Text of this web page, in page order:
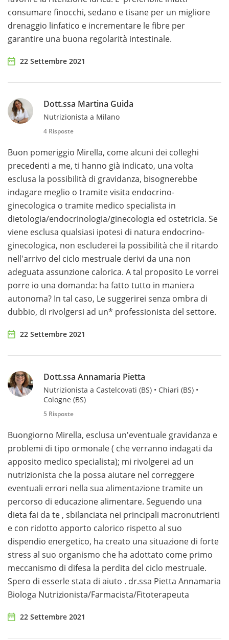
consumare finocchi, sedano e tisane per un migliore
drenaggio linfatico e incrementare le fibre per
garantire una buona regolarità intestinale.
22 Settembre 2021
Dott.ssa Martina Guida
Nutrizionista a Milano
4 Risposte
Buon pomeriggio Mirella, come alcuni dei colleghi
precedenti a me, ti hanno già indicato, una volta
esclusa la possibilità di gravidanza, bisognerebbe
indagare meglio o tramite visita endocrino-
ginecologica o tramite medico specialista in
dietologia/endocrinologia/ginecologia ed ostetricia. Se
viene esclusa qualsiasi ipotesi di natura endocrino-
ginecologica, non escluderei la possibilità che il ritardo
nell'arrivo del ciclo mestruale derivi da una non
adeguata assunzione calorica. A tal proposito Le vorrei
porre io una domanda: ha fatto tutto in maniera
autonoma? In tal caso, Le suggerirei senza ombra di
dubbio, di rivolgersi ad un* professionista del settore.
22 Settembre 2021
Dott.ssa Annamaria Pietta
Nutrizionista a Castelcovati (BS) • Chiari (BS) •
Cologne (BS)
5 Risposte
Buongiorno Mirella, esclusa un'eventuale gravidanza e
problemi di tipo ormonale ( che verranno indagati da
apposito medico specialista); mi rivolgerei ad un
nutrizionista che la possa aiutare nel correggere
eventuali errori nella sua alimentazione tramite un
percorso di educazione alimentare. Seguendo una
dieta fai da te , sbilanciata nei principali macronutrienti
e con ridotto apporto calorico rispetto al suo
dispendio energetico, ha creato una situazione di forte
stress al suo organismo che ha adottato come primo
meccanismo di difesa la perdita del ciclo mestruale.
Spero di esserle stata di aiuto . dr.ssa Pietta Annamaria
Biologa Nutrizionista/Farmacista/Fitoterapeuta
22 Settembre 2021